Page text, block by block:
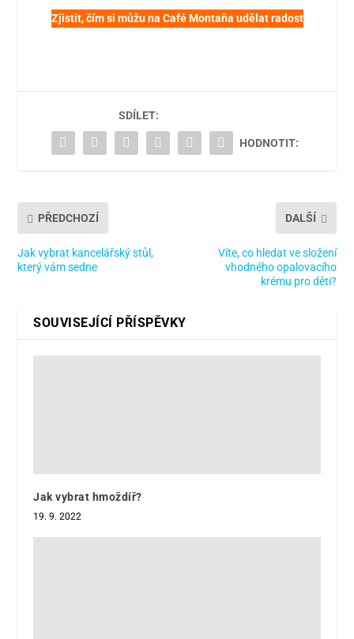
Zjistit, čím si můžu na Café Montaña udělat radost
SDÍLET:
HODNOTIT:
PŘEDCHOZÍ
Jak vybrat kancelářský stůl,
který vám sedne
DALŠÍ
Víte, co hledat ve složení
vhodného opalovacího
krému pro děti?
SOUVISEJÍCÍ PŘÍSPĚVKY
Jak vybrat hmoždíř?
19. 9. 2022